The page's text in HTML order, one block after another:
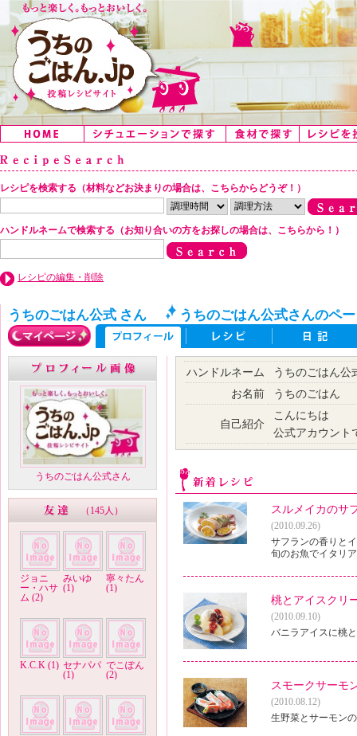
レシピを検索する（材料などお決まりの場合は、こちらからどうぞ！）
ハンドルネームで検索する（お知り合いの方をお探しの場合は、こちらから！）
レシピの編集・削除
うちのごはん公式 さん うちのごはん公式さんのペ
うちのごはん公式さん
（ 145人 ）
ジョニ
ー・ハサ
ム (2)
みいゆ
(1)
寧々たん
(1)
K.C.K (1) セナパパ
(1)
でこぽん
(2)
ハンドルネーム
うちのごはん公
お名前
うちのごはん
自己紹介
こんにちは
公式アカウント
スルメイカのサ
(2010.09.26)
サフランの香りと
旬のお魚でイタリ
桃とアイスクリ
(2010.09.10)
バニラアイスに桃
スモークサーモ
(2010.08.12)
生野菜とサーモン